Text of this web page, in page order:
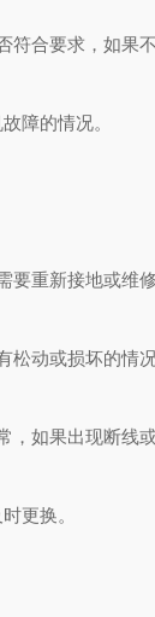
合要求，如果不
障的情况。
重新接地或维修
动或损坏的情况
如果出现断线或
更换。